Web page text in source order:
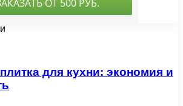
для кухни: экономия и